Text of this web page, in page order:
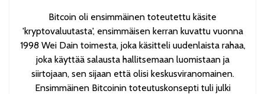
Bitcoin oli ensimmäinen toteutettu käsite
'kryptovaluutasta', ensimmäisen kerran kuvattu vuonna
1998 Wei Dain toimesta, joka käsitteli uudenlaista rahaa,
joka käyttää salausta hallitsemaan luomistaan ja
siirtojaan, sen sijaan että olisi keskusviranomainen.
Ensimmäinen Bitcoinin toteutuskonsepti tuli julki